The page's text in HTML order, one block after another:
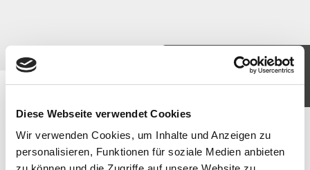
Diese Webseite verwendet Cookies
Wir verwenden Cookies, um Inhalte und Anzeigen zu
personalisieren, Funktionen für soziale Medien anbieten
KOMM IN UNSER TEAM